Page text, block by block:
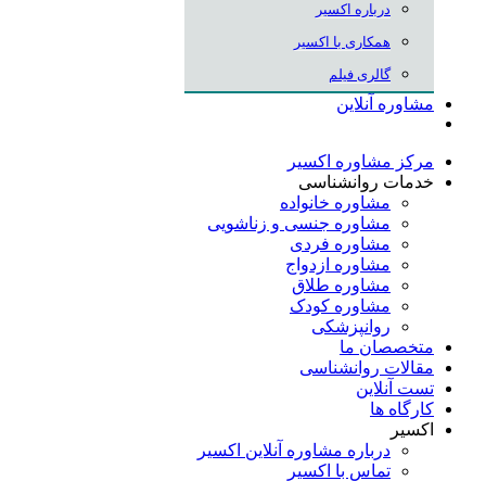
درباره اکسیر
همکاری با اکسیر
گالری فیلم
مشاوره آنلاین
مرکز مشاوره اکسیر
خدمات روانشناسی
مشاوره خانواده
مشاوره جنسی و زناشویی
مشاوره فردی
مشاوره ازدواج
مشاوره طلاق
مشاوره کودک
روانپزشکی
متخصصان ما
مقالات روانشناسی
تست آنلاین
کارگاه ها
اکسیر
درباره مشاوره آنلاین اکسیر
تماس با اکسیر